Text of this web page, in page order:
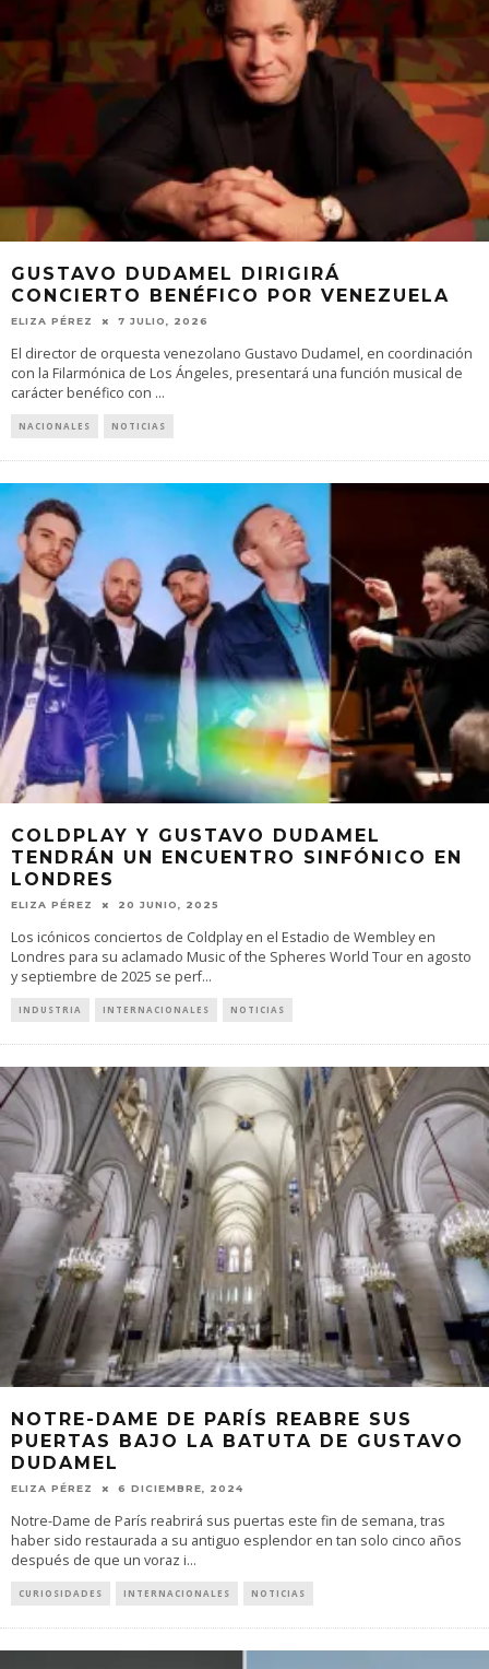
GUSTAVO DUDAMEL DIRIGIRÁ
CONCIERTO BENÉFICO POR VENEZUELA
ELIZA PÉREZ 7 JULIO, 2026
El director de orquesta venezolano Gustavo Dudamel, en coordinación
con la Filarmónica de Los Ángeles, presentará una función musical de
carácter benéfico con ...
NACIONALES NOTICIAS
COLDPLAY Y GUSTAVO DUDAMEL
TENDRÁN UN ENCUENTRO SINFÓNICO EN
LONDRES
ELIZA PÉREZ 20 JUNIO, 2025
Los icónicos conciertos de Coldplay en el Estadio de Wembley en
Londres para su aclamado Music of the Spheres World Tour en agosto
y septiembre de 2025 se perf...
INDUSTRIA INTERNACIONALES NOTICIAS
NOTRE-DAME DE PARÍS REABRE SUS
PUERTAS BAJO LA BATUTA DE GUSTAVO
DUDAMEL
ELIZA PÉREZ 6 DICIEMBRE, 2024
Notre-Dame de París reabrirá sus puertas este fin de semana, tras
haber sido restaurada a su antiguo esplendor en tan solo cinco años
después de que un voraz i...
CURIOSIDADES INTERNACIONALES NOTICIAS